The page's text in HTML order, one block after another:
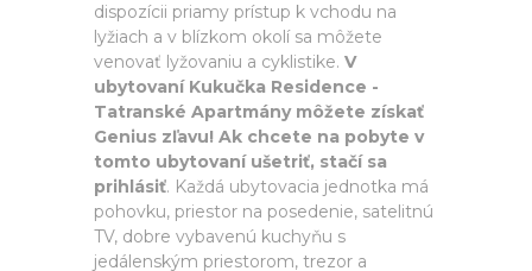
dispozícii priamy prístup k vchodu na
lyžiach a v blízkom okolí sa môžete
venovať lyžovaniu a cyklistike. V
ubytovaní Kukučka Residence -
Tatranské Apartmány môžete získať
Genius zľavu! Ak chcete na pobyte v
tomto ubytovaní ušetriť, stačí sa
prihlásiť. Každá ubytovacia jednotka má
pohovku, priestor na posedenie, satelitnú
TV, dobre vybavenú kuchyňu s
jedálenským priestorom, trezor a